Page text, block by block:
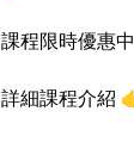
課程限時優惠
詳細課程介紹